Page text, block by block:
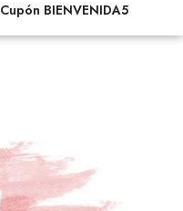
BIENVENIDA5